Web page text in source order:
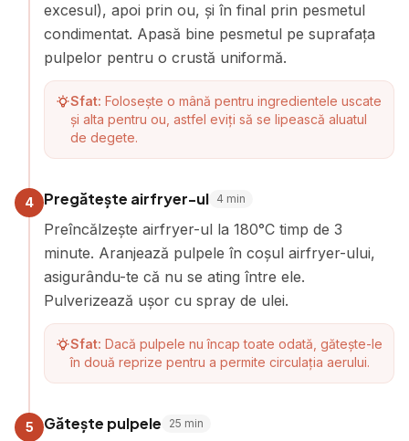
excesul), apoi prin ou, și în final prin pesmetul
condimentat. Apasă bine pesmetul pe suprafața
pulpelor pentru o crustă uniformă.
Sfat: Folosește o mână pentru ingredientele uscate
și alta pentru ou, astfel eviți să se lipească aluatul
de degete.
4 Pregătește airfryer-ul 4 min
Preîncălzește airfryer-ul la 180°C timp de 3
minute. Aranjează pulpele în coșul airfryer-ului,
asigurându-te că nu se ating între ele.
Pulverizează ușor cu spray de ulei.
Sfat: Dacă pulpele nu încap toate odată, gătește-le
în două reprize pentru a permite circulația aerului.
5 Gătește pulpele 25 min